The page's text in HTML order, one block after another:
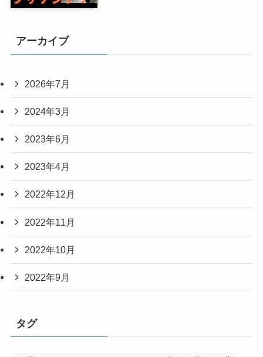
アーカイブ
2026年7月
2024年3月
2023年6月
2023年4月
2022年12月
2022年11月
2022年10月
2022年9月
タグ